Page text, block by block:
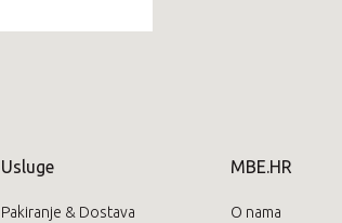
Usluge
Pakiranje & Dostava
MBE.HR
O nama